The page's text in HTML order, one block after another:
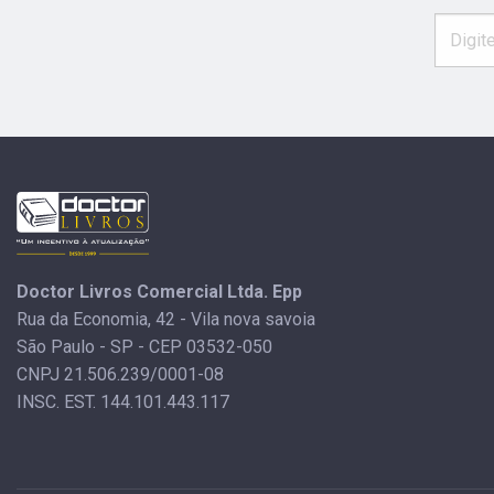
Doctor Livros Comercial Ltda. Epp
Rua da Economia, 42 - Vila nova savoia
São Paulo - SP - CEP 03532-050
CNPJ 21.506.239/0001-08
INSC. EST. 144.101.443.117